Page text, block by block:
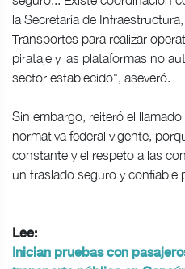
la Secretaría de
Transportes para realizar
pirataje y las plataformas no
sector establecido", aseveró.
Sin embargo, reiteró el
normativa federal vigente,
constante y el respeto a las
un traslado seguro y confiable
Lee:
Inician pruebas con